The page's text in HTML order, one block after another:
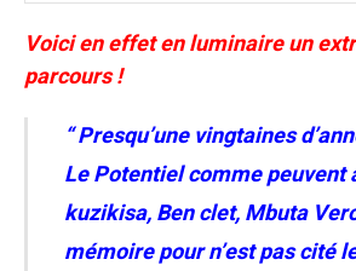
Voici en effet en luminaire un
parcours !
“ Presqu’une vingtaines
Le Potentiel comme peuvent
kuzikisa, Ben clet, Mbuta
mémoire pour n’est pas cité